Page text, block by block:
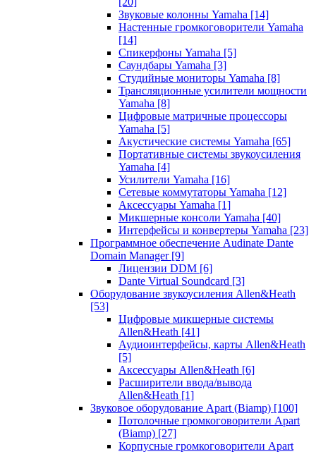
Звуковые колонны Yamaha [14]
Настенные громкоговорители Yamaha
[14]
Спикерфоны Yamaha [5]
Саундбары Yamaha [3]
Студийные мониторы Yamaha [8]
Трансляционные усилители мощности
Yamaha [8]
Цифровые матричные процессоры
Yamaha [5]
Акустические системы Yamaha [65]
Портативные системы звукоусиления
Yamaha [4]
Усилители Yamaha [16]
Сетевые коммутаторы Yamaha [12]
Аксессуары Yamaha [1]
Микшерные консоли Yamaha [40]
Интерфейсы и конвертеры Yamaha [23]
Программное обеспечение Audinate Dante
Domain Manager [9]
Лицензии DDM [6]
Dante Virtual Soundcard [3]
Оборудование звукоусиления Allen&Heath
[53]
Цифровые микшерные системы
Allen&Heath [41]
Аудиоинтерфейсы, карты Allen&Heath
[5]
Аксессуары Allen&Heath [6]
Расширители ввода/вывода
Allen&Heath [1]
Звуковое оборудование Apart (Biamp) [100]
Потолочные громкоговорители Apart
(Biamp) [27]
Корпусные громкоговорители Apart